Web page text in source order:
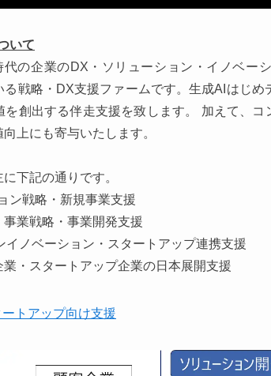
いて
代の企業のDX・ソリューション・イノベー
戦略・DX支援ファームです。生成AIはじ
を創出する伴走支援を致します。 加えて、
上にも寄与いたします。
下記の通りです。
ン戦略・新規事業支援
業戦略・事業開発支援
ノベーション・スタートアップ連携支援
・スタートアップ企業の日本展開支援
トアップ向け支援